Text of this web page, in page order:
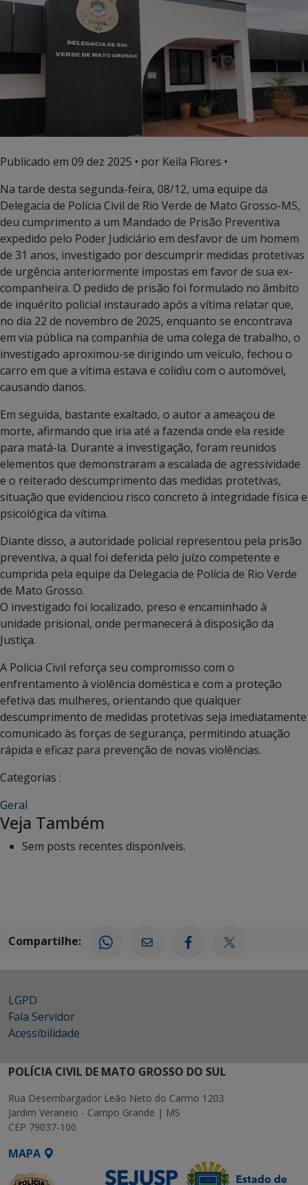
Publicado em 09 dez 2025 • por Keila Flores •
Na tarde desta segunda-feira, 08/12, uma equipe da
Delegacia de Polícia Civil de Rio Verde de Mato Grosso-MS,
deu cumprimento a um Mandado de Prisão Preventiva
expedido pelo Poder Judiciário em desfavor de um homem
de 31 anos, investigado por descumprir medidas protetivas
de urgência anteriormente impostas em favor de sua ex-
companheira. O pedido de prisão foi formulado no âmbito
de inquérito policial instaurado após a vítima relatar que,
no dia 22 de novembro de 2025, enquanto se encontrava
em via pública na companhia de uma colega de trabalho, o
investigado aproximou-se dirigindo um veículo, fechou o
carro em que a vítima estava e colidiu com o automóvel,
causando danos.
Em seguida, bastante exaltado, o autor a ameaçou de
morte, afirmando que iria até a fazenda onde ela reside
para matá-la. Durante a investigação, foram reunidos
elementos que demonstraram a escalada de agressividade
e o reiterado descumprimento das medidas protetivas,
situação que evidenciou risco concreto à integridade física e
psicológica da vítima.
Diante disso, a autoridade policial representou pela prisão
preventiva, a qual foi deferida pelo juízo competente e
cumprida pela equipe da Delegacia de Polícia de Rio Verde
de Mato Grosso.
O investigado foi localizado, preso e encaminhado à
unidade prisional, onde permanecerá à disposição da
Justiça.
A Polícia Civil reforça seu compromisso com o
enfrentamento à violência doméstica e com a proteção
efetiva das mulheres, orientando que qualquer
descumprimento de medidas protetivas seja imediatamente
comunicado às forças de segurança, permitindo atuação
rápida e eficaz para prevenção de novas violências.
Categorias :
Geral
Veja Também
Sem posts recentes disponíveis.
Compartilhe:
LGPD
Fala Servidor
Acessibilidade
POLÍCIA CIVIL DE MATO GROSSO DO SUL
Rua Desembargador Leão Neto do Carmo 1203
Jardim Veraneio - Campo Grande | MS
CEP 79037-100
MAPA